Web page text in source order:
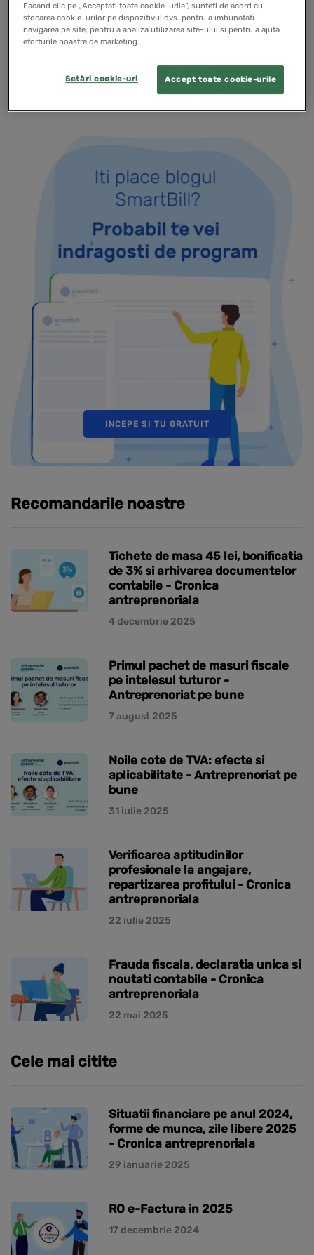
din luna ianuarie sa fie puse la dispozitia tuturor
companiilor din Romania!
READ MORE
INCEPE SI TU GRATUIT
Recomandarile noastre
Tichete de masa 45 lei, bonificatia
de 3% si arhivarea documentelor
contabile - Cronica
antreprenoriala
4 decembrie 2025
Primul pachet de masuri fiscale
pe intelesul tuturor -
Antreprenoriat pe bune
7 august 2025
Noile cote de TVA: efecte si
aplicabilitate - Antreprenoriat pe
bune
31 iulie 2025
Verificarea aptitudinilor
profesionale la angajare,
repartizarea profitului - Cronica
antreprenoriala
22 iulie 2025
Frauda fiscala, declaratia unica si
noutati contabile - Cronica
antreprenoriala
22 mai 2025
Cele mai citite
Situatii financiare pe anul 2024,
forme de munca, zile libere 2025
- Cronica antreprenoriala
29 ianuarie 2025
RO e-Factura in 2025
17 decembrie 2024
Facand clic pe „Acceptati toate cookie-urile”, sunteti de acord cu
stocarea cookie-urilor pe dispozitivul dvs. pentru a imbunatati
navigarea pe site, pentru a analiza utilizarea site-ului si pentru a ajuta
eforturile noastre de marketing.
Accept toate cookie-urile
Setări cookie-uri